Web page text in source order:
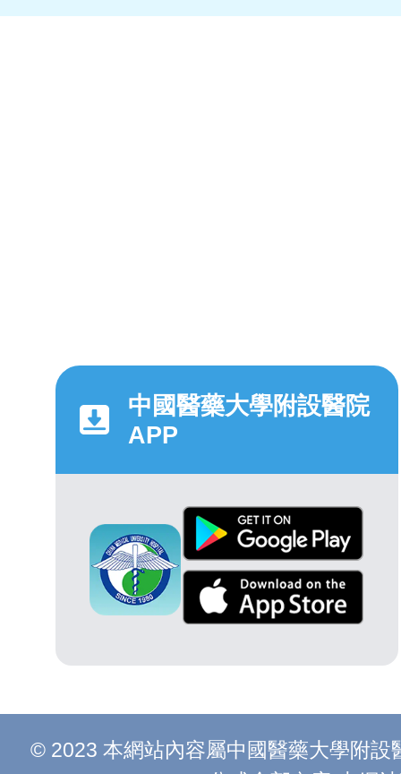
中國醫藥大學附設醫院
APP
© 2023 本網站內容屬中國醫藥大學附